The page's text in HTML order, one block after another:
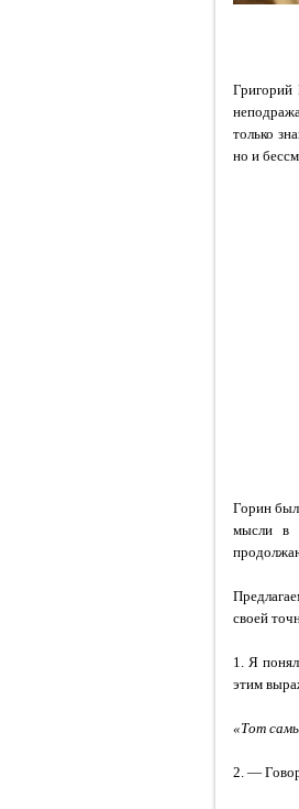
Григорий
только
но и
Горин
мысли в
своей
1. Я
этим
«Тот
2. —